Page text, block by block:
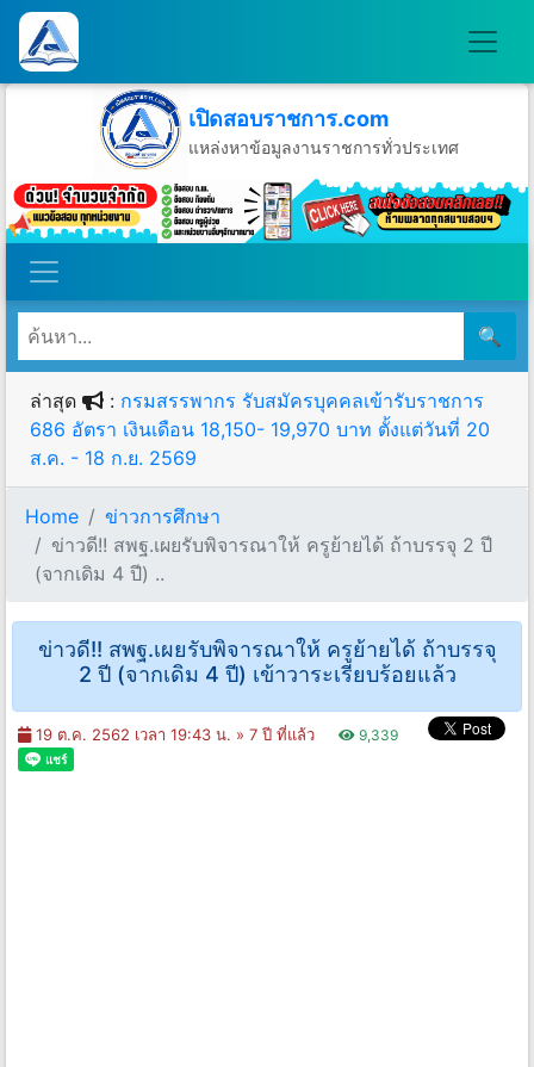
เปิดสอบราชการ.com
แหล่งหาข้อมูลงานราชการทั่วประเทศ
วันอาทิตย์ที่ 9 เดือนสิงหาคม พ.ศ.2569
🔍
ล่าสุด : กรมสรรพากร รับสมัครบุคคลเข้ารับราชการ
686 อัตรา เงินเดือน 18,150- 19,970 บาท ตั้งแต่วันที่ 20
ส.ค. - 18 ก.ย. 2569
Home
ข่าวการศึกษา
ข่าวดี!! สพฐ.เผยรับพิจารณาให้ ครูย้ายได้ ถ้าบรรจุ 2 ปี
(จากเดิม 4 ปี) ..
ข่าวดี!! สพฐ.เผยรับพิจารณาให้ ครูย้ายได้ ถ้าบรรจุ
2 ปี (จากเดิม 4 ปี) เข้าวาระเรียบร้อยแล้ว
19 ต.ค. 2562 เวลา 19:43 น. » 7 ปี ที่แล้ว 9,339